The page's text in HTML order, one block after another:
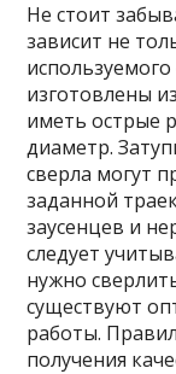
Не стоит
зависит не
изготовлены
иметь острые
диаметр.
сверла могут
заданной
заусенцев и
следует
нужно
существуют
работы.
получения